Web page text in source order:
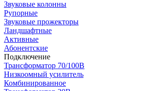
Звуковые колонны
Рупорные
Звуковые прожекторы
Ландшафтные
Активные
Абонентские
Подключение
Трансформатор 70/100В
Низкоомный усилитель
Комбинированное